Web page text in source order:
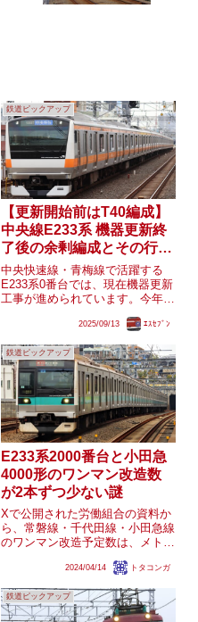
鉄道ピックアップ
【更新開始前はT40編成】
中央線E233系 機器更新終
了後の余剰編成とその行方
は？
中央快速線・青梅線で活躍する
E233系0番台では、現在機器更新
工事が進められています。今年3
行われていましたが、製造された
した編成数より1編成分少ない状
況です。そのため、グリーン車...
2025/09/13 ｴｽｾﾌﾞﾝ
鉄道ピックアップ
E233系2000番台と小田急
4000形のワンマン改造数
が2本ずつ少ない謎
Xで公開された労働組合の資料か
ら、常磐線・千代田線・小田急線
のワンマン改造予定数は、メトロ
JRE233系は17本、小田急4000形
は14本で、E233系と4000形は全
本数より2本ずつ少ない数です。
補足ポス...
2024/04/14 トタコンガ
鉄道ピックアップ